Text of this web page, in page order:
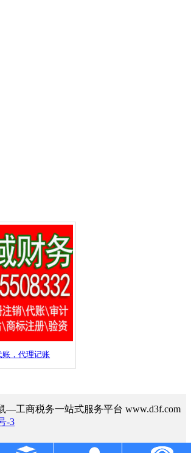
账，代理记账
—工商税务一站式服务平台 www.d3f.com
-3